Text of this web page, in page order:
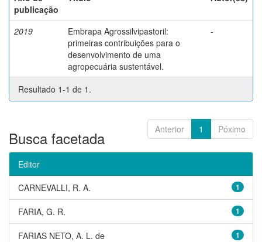
publicação
2019
Embrapa Agrossilvipastoril:
primeiras contribuições para o
desenvolvimento de uma
agropecuária sustentável.
-
Resultado 1-1 de 1.
Anterior 1 Póximo
Busca facetada
Editor
1
CARNEVALLI, R. A.
1
FARIA, G. R.
1
FARIAS NETO, A. L. de